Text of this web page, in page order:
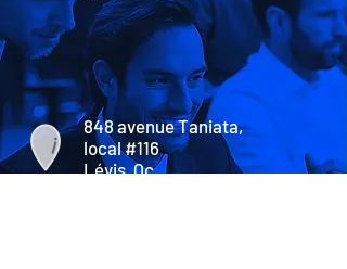
848 avenue Taniata,
local #116
Lévis, Qc